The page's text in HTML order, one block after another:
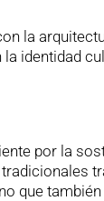
la
identidad
por la
que